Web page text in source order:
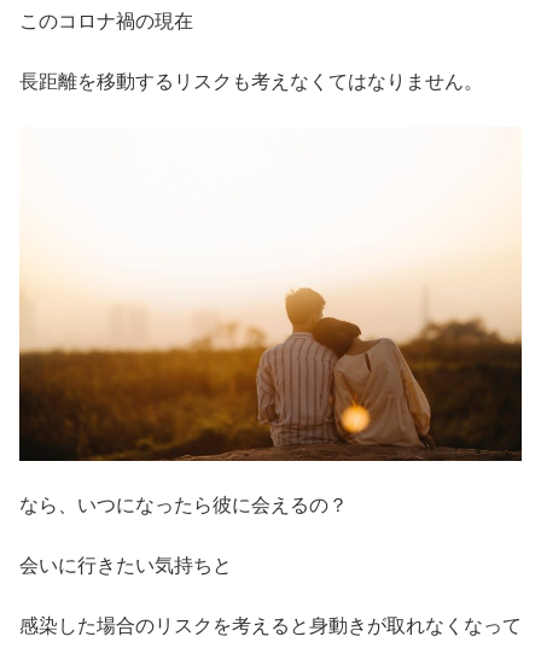
このコロナ禍の現在
長距離を移動するリスクも考えなくてはなりません。
なら、いつになったら彼に会えるの？
会いに行きたい気持ちと
感染した場合のリスクを考えると身動きが取れなくなって